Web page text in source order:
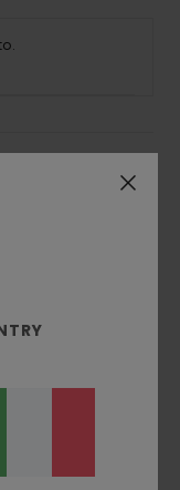
produce
città e per i
di
maglietta
con
e
laterale.